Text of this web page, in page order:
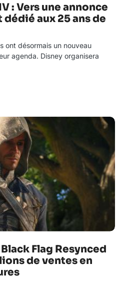
: Vers une annonce
dédié aux 25 ans de
ont désormais un nouveau
agenda. Disney organisera
Flag Resynced
de ventes en